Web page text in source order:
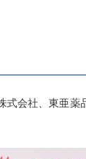
会社、東亜